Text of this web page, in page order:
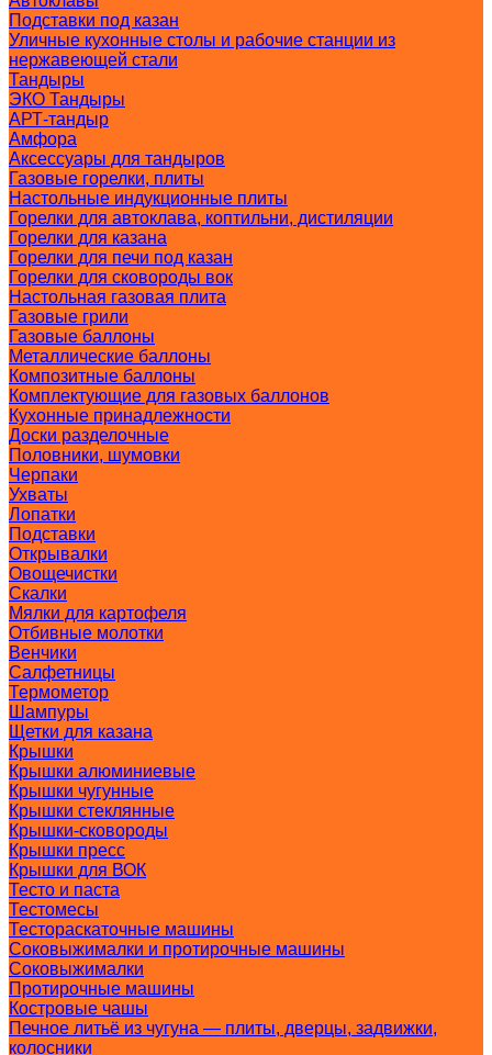
Подставки под казан
Уличные кухонные столы и рабочие станции из
нержавеющей стали
Тандыры
ЭКО Тандыры
АРТ-тандыр
Амфора
Аксессуары для тандыров
Газовые горелки, плиты
Настольные индукционные плиты
Горелки для автоклава, коптильни, дистиляции
Горелки для казана
Горелки для печи под казан
Горелки для сковороды вок
Настольная газовая плита
Газовые грили
Газовые баллоны
Металлические баллоны
Композитные баллоны
Комплектующие для газовых баллонов
Кухонные принадлежности
Доски разделочные
Половники, шумовки
Черпаки
Ухваты
Лопатки
Подставки
Открывалки
Овощечистки
Скалки
Мялки для картофеля
Отбивные молотки
Венчики
Салфетницы
Термометор
Шампуры
Щетки для казана
Крышки
Крышки алюминиевые
Крышки чугунные
Крышки стеклянные
Крышки-сковороды
Крышки пресс
Крышки для ВОК
Тесто и паста
Тестомесы
Тестораскаточные машины
Соковыжималки и протирочные машины
Соковыжималки
Протирочные машины
Костровые чашы
Печное литьё из чугуна — плиты, дверцы, задвижки,
колосники